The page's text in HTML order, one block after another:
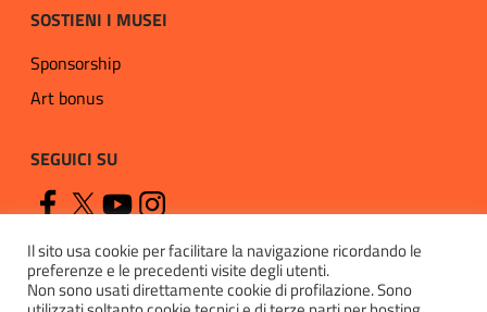
SOSTIENI I MUSEI
Sponsorship
Art bonus
SEGUICI SU
Il sito usa cookie per facilitare la navigazione ricordando le
preferenze e le precedenti visite degli utenti.
Non sono usati direttamente cookie di profilazione. Sono